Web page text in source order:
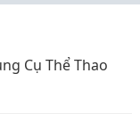
Cụ Thể Thao